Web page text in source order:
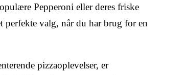
Pepperoni eller deres friske
perfekte valg, når du har brug for en
pizzaoplevelser, er